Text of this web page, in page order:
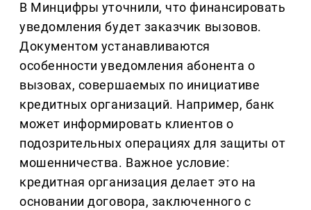
В Минцифры уточнили, что финансировать
уведомления будет заказчик вызовов.
Документом устанавливаются
особенности уведомления абонента о
вызовах, совершаемых по инициативе
кредитных организаций. Например, банк
может информировать клиентов о
подозрительных операциях для защиты от
мошенничества. Важное условие:
кредитная организация делает это на
основании договора, заключенного с